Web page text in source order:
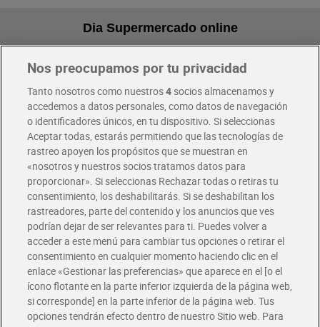
Dia Supermercado online
Pide hoy, recibe hoy
Envío gratis por compras superiores a 100€
Envío estandar por 4,99€
Glovo y Uber Eats
Solicita tu factura de Glovo o Uber Eats
Únete al CLUB Dia
Disfruta las ventajas y ofertas exclusivas.
Descárgate la APP Dia
Folletos y Tiendas
Descubre las mejores ofertas y busca tu tienda más cercana
Nos preocupamos por tu privacidad
Tanto nosotros como nuestros4socios almacenamos y
accedemos a datos personales, como datos de navegación
o identificadores únicos, en tu dispositivo. Si seleccionas
Aceptar todas, estarás permitiendo que las tecnologías de
rastreo apoyen los propósitos que se muestran en
«nosotros y nuestros socios tratamos datos para
proporcionar». Si seleccionas Rechazar todas o retiras tu
consentimiento, los deshabilitarás. Si se deshabilitan los
rastreadores, parte del contenido y los anuncios que ves
podrían dejar de ser relevantes para ti. Puedes volver a
acceder a este menú para cambiar tus opciones o retirar el
consentimiento en cualquier momento haciendo clic en el
enlace «Gestionar las preferencias» que aparece en el [o el
ícono flotante en la parte inferior izquierda de la página web,
si corresponde] en la parte inferior de la página web. Tus
opciones tendrán efecto dentro de nuestro Sitio web. Para